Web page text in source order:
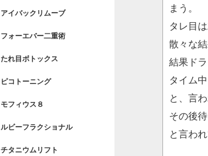
まう。
タレ目
散々な結
結果ド
タイム
と、言
その後
と言わ
アイバックリムーブ
フォーエバー二重術
たれ目ボトックス
ピコトーニング
モフィウス８
ルビーフラクショナル
チタニウムリフト